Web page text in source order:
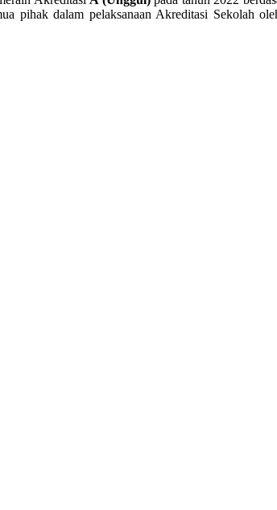
pihak dalam pelaksanaan Akreditasi Sekolah